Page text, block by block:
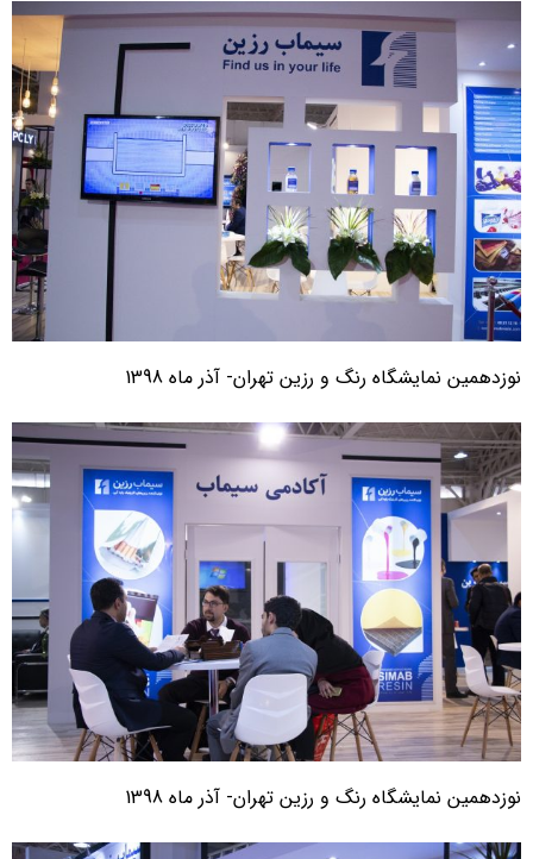
نوزدهمین نمایشگاه رنگ و رزین تهران- آذر ماه 1398
نوزدهمین نمایشگاه رنگ و رزین تهران- آذر ماه 1398